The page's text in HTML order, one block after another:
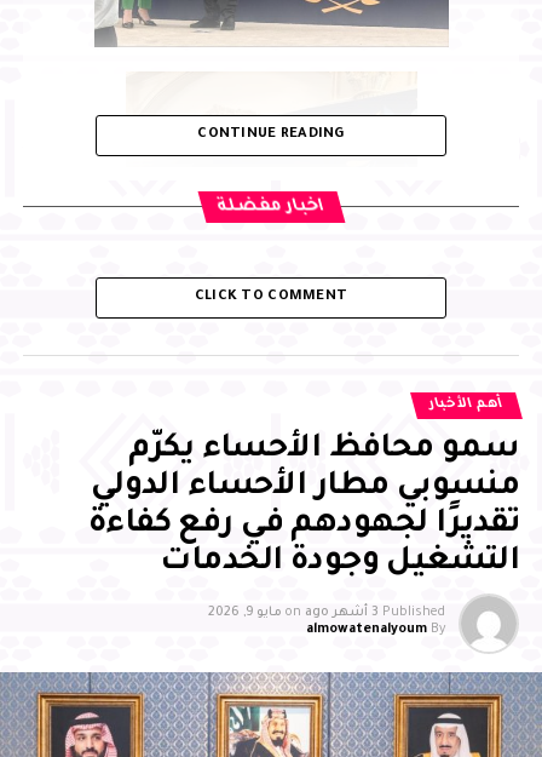
مع والده عماد سع المغلوث
CONTINUE READING
اخبار مفضلة
CLICK TO COMMENT
أهم الأخبار
سمو محافظ الأحساء يكرّم
منسوبي مطار الأحساء الدولي
تقديرًا لجهودهم في رفع كفاءة
التشغيل وجودة الخدمات
Published 3 أشهر ago on مايو 9, 2026
By
almowatenalyoum